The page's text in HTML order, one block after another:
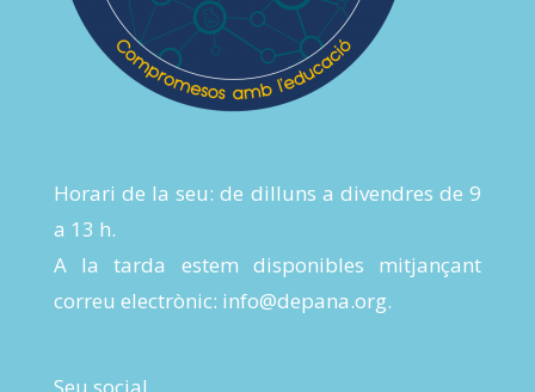
Horari de la seu: de dilluns a divendres de 9
a 13 h.
A la tarda estem disponibles mitjançant
correu electrònic: info@depana.org.
Seu social